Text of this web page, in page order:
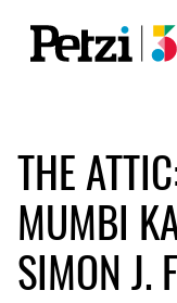
THE
MUMBI
SIMON J.